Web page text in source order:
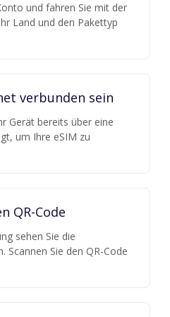
und fahren Sie mit der
Land und den Pakettyp
verbunden sein
Gerät bereits über eine
um Ihre eSIM zu
QR-Code
sehen Sie die
Scannen Sie den QR-Code